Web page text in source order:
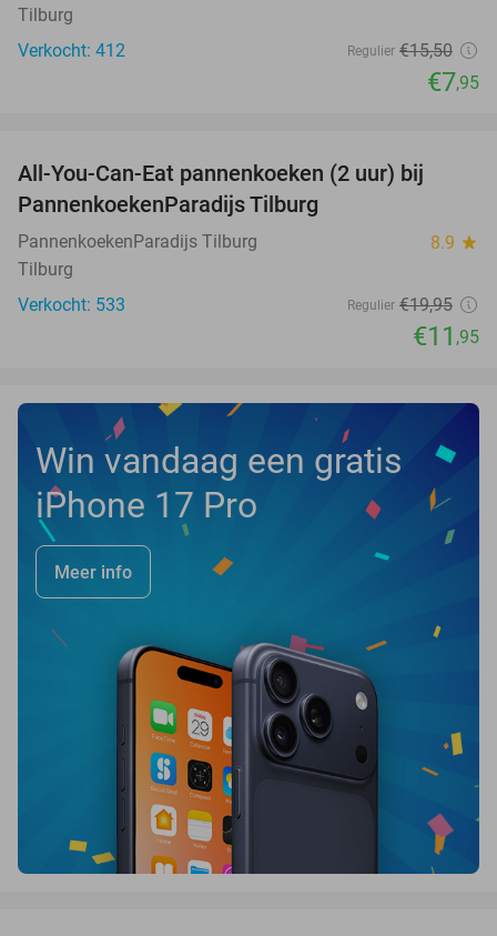
Tilburg
Verkocht: 412
Regulier €15,50
€7,95
All-You-Can-Eat pannenkoeken (2 uur) bij
PannenkoekenParadijs Tilburg
PannenkoekenParadijs Tilburg 8.9 star
Tilburg
Verkocht: 533
Regulier €19,95
€11 ,95
Win vandaag een gratis
iPhone 17 Pro
Meer info